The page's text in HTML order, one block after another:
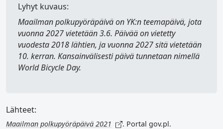
Lyhyt kuvaus:
Maailman polkupyöräpäiväon YK:n teemapäivä, jota
vuonna 2027 vietetään 3.6. Päivää on vietetty
vuodesta 2018 lähtien, ja vuonna 2027 sitä vietetään
10. kerran. Kansainvälisesti päivä tunnetaan nimellä
World Bicycle Day.
Lähteet:
Maailman polkupyöräpäivä 2021
. Portal gov.pl.